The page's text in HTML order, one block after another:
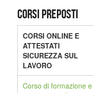
CORSI PREPOSTI
CORSI ONLINE E
ATTESTATI
SICUREZZA SUL
LAVORO
Corso di formazione e